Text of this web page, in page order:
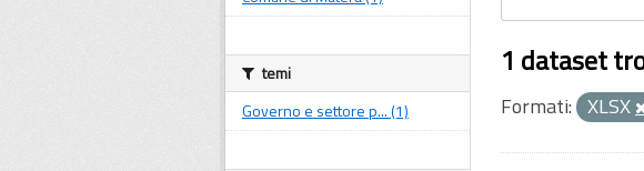
1 dataset
Formati: XLSX
temi
Governo e settore p... (1)